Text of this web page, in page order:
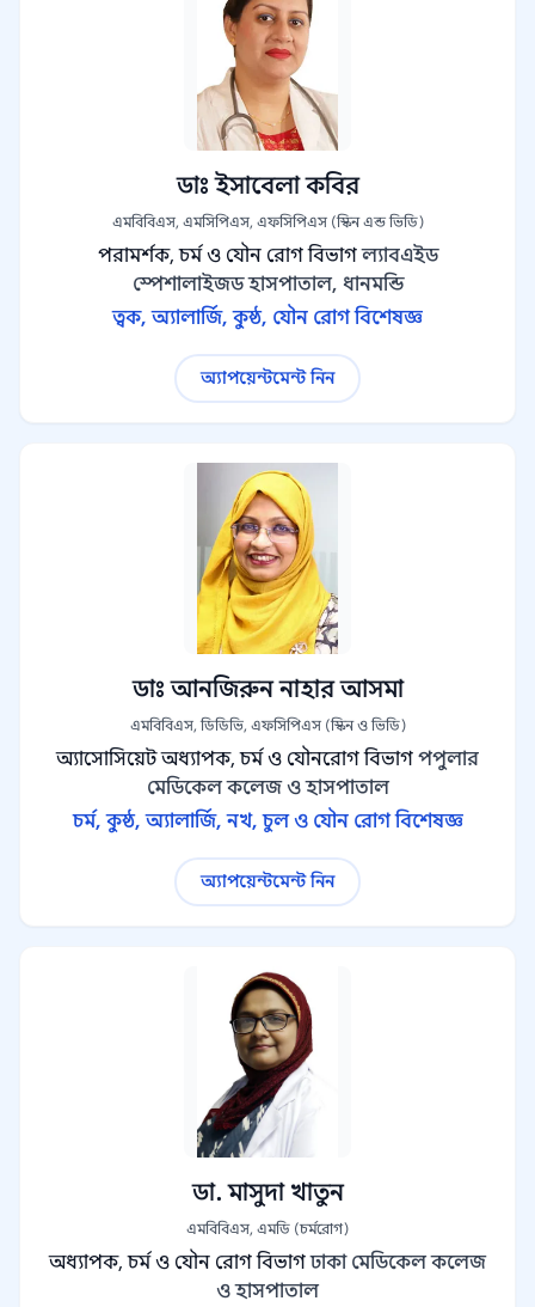
ডাঃ ইসাবেলা কবির
এমবিবিএস, এমসিপিএস, এফসিপিএস (স্কিন এন্ড ভিডি)
পরামর্শক, চর্ম ও যৌন রোগ বিভাগ ল্যাবএইড
স্পেশালাইজড হাসপাতাল, ধানমন্ডি
ত্বক, অ্যালার্জি, কুষ্ঠ, যৌন রোগ বিশেষজ্ঞ
অ্যাপয়েন্টমেন্ট নিন
ডাঃ আনজিরুন নাহার আসমা
এমবিবিএস, ডিডিভি, এফসিপিএস (স্কিন ও ভিডি)
অ্যাসোসিয়েট অধ্যাপক, চর্ম ও যৌনরোগ বিভাগ পপুলার
মেডিকেল কলেজ ও হাসপাতাল
চর্ম, কুষ্ঠ, অ্যালার্জি, নখ, চুল ও যৌন রোগ বিশেষজ্ঞ
অ্যাপয়েন্টমেন্ট নিন
ডা. মাসুদা খাতুন
এমবিবিএস, এমডি (চর্মরোগ)
অধ্যাপক, চর্ম ও যৌন রোগ বিভাগ ঢাকা মেডিকেল কলেজ
ও হাসপাতাল